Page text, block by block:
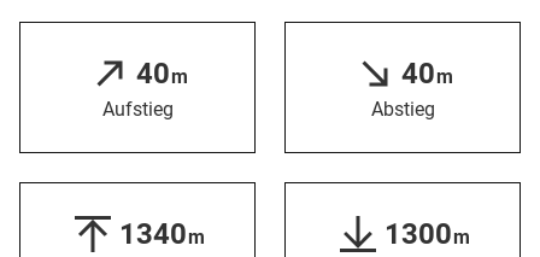
40m
Aufstieg
40m
Abstieg
1340m
1300m